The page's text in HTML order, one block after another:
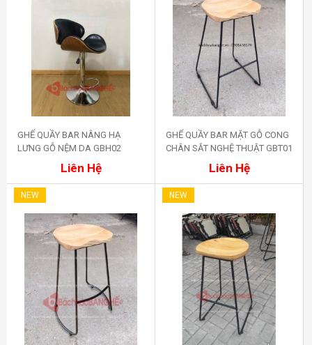
Mua ngay
GHẾ QUẦY BAR NÂNG HẠ
LƯNG GỖ NỆM DA GBH02
Liên Hệ
Mua ngay
GHẾ QUẦY BAR MẶT GỖ CONG
CHÂN SẮT NGHỆ THUẬT GBT01
Liên Hệ
NEW NEW